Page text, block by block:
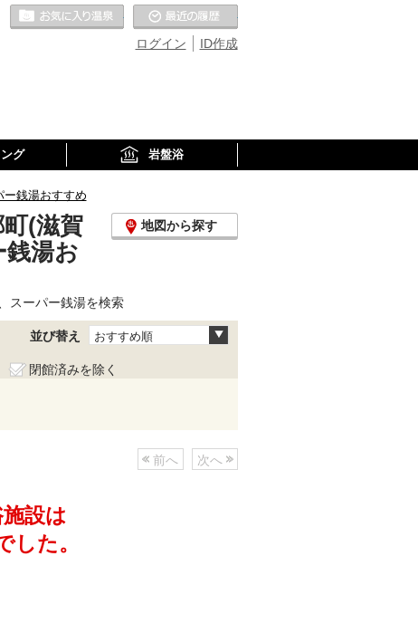
ID作成
ログイン
お気に入りの温泉
グ 岩盤浴
ー銭湯おすすめ
(滋賀
銭湯お
地図から探す
スーパー銭湯を検索
並び替え おすすめ順
閉館済みを除く
前へ 次へ
設は
した。